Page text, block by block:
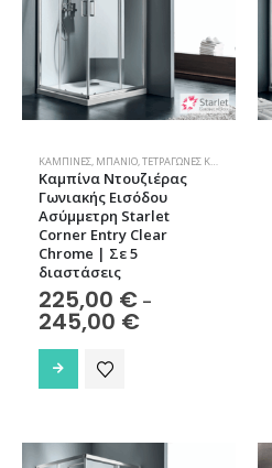
μπορούν
επιλεγούν
στη
σελίδα
προϊόντος
ΚΑΜΠΊΝΕΣ ΜΠΆΝΙΟ ΤΕΤΡΆΓΩΝΕΣ ΚΑΜΠΊΝΕΣ
Καμπίνα Nτουζιέρας
Γωνιακής Εισόδου
Ασύμμετρη Starlet
Corner Entry Clear
Chrome | Σε 5
διαστάσεις
225,00 € –
245,00 €Price
Αυτό
το
πολλαπλές